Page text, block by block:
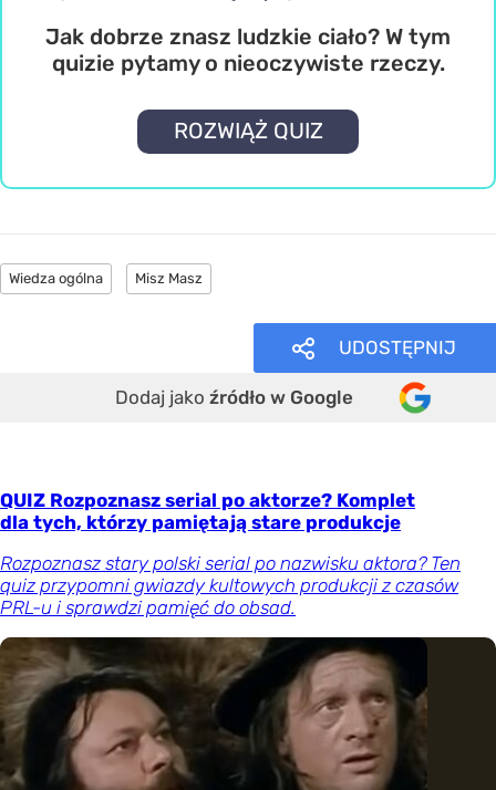
Jak dobrze znasz ludzkie ciało? W tym
quizie pytamy o nieoczywiste rzeczy.
ROZWIĄŻ QUIZ
Wiedza ogólna Misz Masz
UDOSTĘPNIJ
Dodaj jako źródło w Google
QUIZ Rozpoznasz serial po aktorze? Komplet
dla tych, którzy pamiętają stare produkcje
Rozpoznasz stary polski serial po nazwisku aktora? Ten
quiz przypomni gwiazdy kultowych produkcji z czasów
PRL-u i sprawdzi pamięć do obsad.